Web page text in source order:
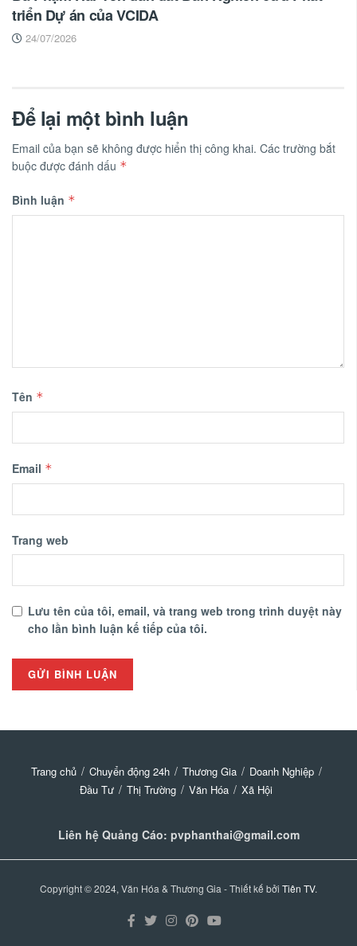
triển Dự án của VCIDA
24/07/2026
Để lại một bình luận
Email của bạn sẽ không được hiển thị công khai. Các trường bắt
buộc được đánh dấu *
Bình luận *
Tên *
Email *
Trang web
Lưu tên của tôi, email, và trang web trong trình duyệt này
cho lần bình luận kế tiếp của tôi.
Trang chủ Chuyển động 24h Thương Gia
Doanh Nghiệp
Đầu Tư
Thị Trường Văn Hóa Xã Hội
Liên hệ Quảng Cáo: pvphanthai@gmail.com
Copyright © 2024, Văn Hóa & Thương Gia - Thiết kế bởi Tiên TV.